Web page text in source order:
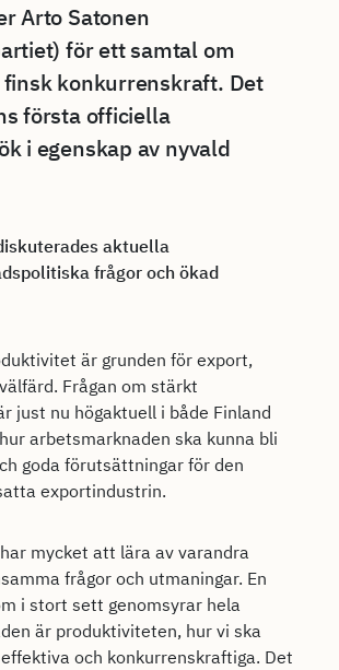
Arto Satonen
för ett samtal om
finsk konkurrenskraft. Det
första officiella
i egenskap av nyvald
aktuella
frågor och ökad
är grunden för export,
Frågan om stärkt
just nu högaktuell i både Finland
arbetsmarknaden ska kunna bli
goda förutsättningar för den
exportindustrin.
mycket att lära av varandra
frågor och utmaningar. En
i stort sett genomsyrar hela
är produktiviteten, hur vi ska
och konkurrenskraftiga. Det